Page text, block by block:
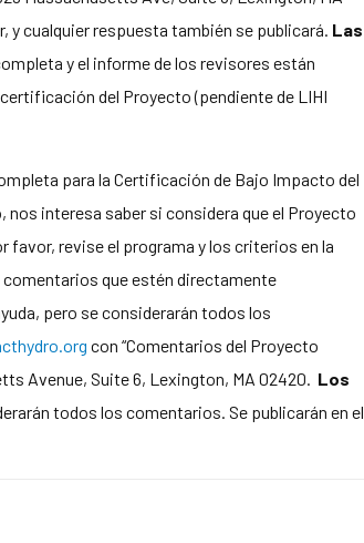
cualquier respuesta también se publicará. Las
y el informe de los revisores están
del Proyecto (pendiente de LIHI
para la Certificación de Bajo Impacto del
interesa saber si considera que el Proyecto
favor, revise el programa y los criterios en la
que estén directamente
pero se considerarán todos los
con “Comentarios del Proyecto
Avenue, Suite 6, Lexington, MA 02420. Los
todos los comentarios. Se publicarán en el